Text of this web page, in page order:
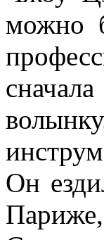
можно
Он